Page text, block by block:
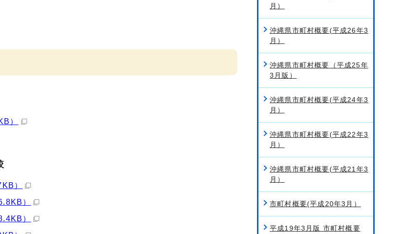
）
）
）
）
月）
沖縄県市町村概要(平成26年3
月）
沖縄県市町村概要（平成25年
3月版）
沖縄県市町村概要(平成24年3
月）
沖縄県市町村概要(平成22年3
月）
沖縄県市町村概要(平成21年3
月）
市町村概要(平成20年3月）
平成19年3月版 市町村概要